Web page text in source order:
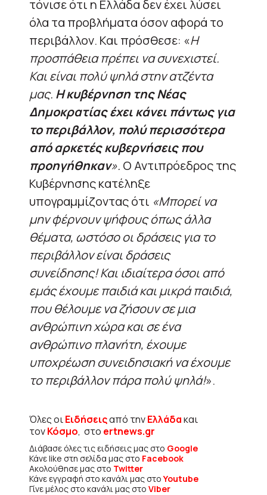
τόνισε ότι η Ελλάδα δεν έχει λύσει
όλα τα προβλήματα όσον αφορά το
περιβάλλον. Και πρόσθεσε: «Η
προσπάθεια πρέπει να συνεχιστεί.
Και είναι πολύ ψηλά στην ατζέντα
μας. Η κυβέρνηση της Νέας
Δημοκρατίας έχει κάνει πάντως για
το περιβάλλον, πολύ περισσότερα
από αρκετές κυβερνήσεις που
προηγήθηκαν». Ο Αντιπρόεδρος της
Κυβέρνησης κατέληξε
υπογραμμίζοντας ότι «Μπορεί να
μην φέρνουν ψήφους όπως άλλα
θέματα, ωστόσο οι δράσεις για το
περιβάλλον είναι δράσεις
συνείδησης! Και ιδιαίτερα όσοι από
εμάς έχουμε παιδιά και μικρά παιδιά,
που θέλουμε να ζήσουν σε μια
ανθρώπινη χώρα και σε ένα
ανθρώπινο πλανήτη, έχουμε
υποχρέωση συνειδησιακή να έχουμε
το περιβάλλον πάρα πολύ ψηλά!».
Όλες οιΕιδήσειςαπό τηνΕλλάδακαι
τονΚόσμο, στο ertnews.gr
Διάβασε όλες τις ειδήσεις μας στο Google
Κάνε like στη σελίδα μας στο Facebook
Ακολούθησε μας στο Twitter
Κάνε εγγραφή στο κανάλι μας στοYoutube
Γίνε μέλος στο κανάλι μας στο Viber